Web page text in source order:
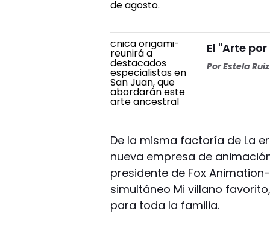
El "Arte
PorEstela
De la misma factoría de La
nueva empresa de
presidente de Fox
simultáneo Mi villano
para toda la familia.